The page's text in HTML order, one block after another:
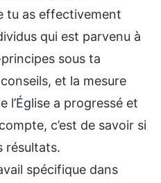
tu as effectivement
qui est parvenu à
sous ta
et la mesure
l’Église a progressé et
c’est de savoir si
résultats.
spécifique dans